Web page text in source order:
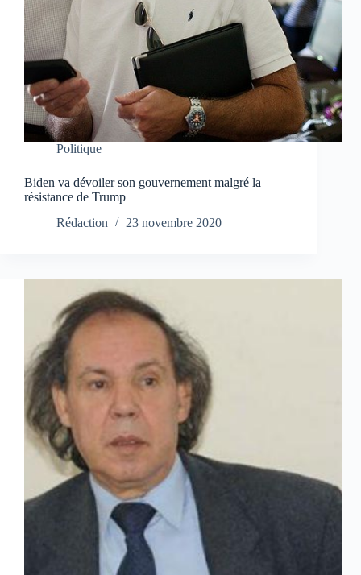
Politique
Biden va dévoiler son gouvernement malgré la
résistance de Trump
Rédaction
23 novembre 2020